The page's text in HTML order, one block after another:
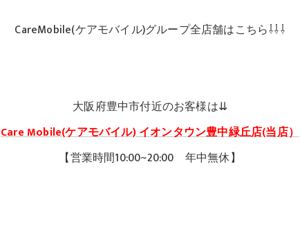
CareMobile(ケアモバイル)グループ全店舗はこちら⇩⇩⇩
大阪府豊中市付近のお客様は⇊
Care Mobile(ケアモバイル) イオンタウン豊中緑丘店(当店）
【営業時間10:00~20:00 年中無休】